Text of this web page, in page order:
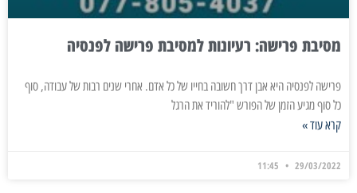
מסיבת פרישה: רעיונות למסיבת פרישה לפנסיה
פרישה לפנסיה היא אבן דרך חשובה בחייו של כל אדם. אחרי שנים רבות של עבודה, סוף
כל סוף מגיע הזמן של הפורש "להוריד את הרגל
קרא עוד »
29/03/2022